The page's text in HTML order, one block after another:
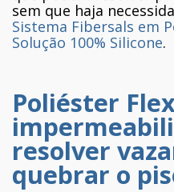
sem que haja
Sistema Fibersals em
Solução 100% Silicone.
Poliéster
resolver
quebrar o